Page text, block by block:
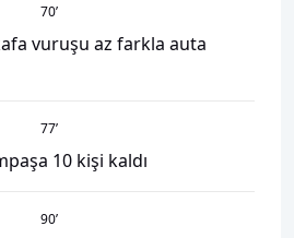
70’
vuruşu az farkla auta
77’
10 kişi kaldı
90’